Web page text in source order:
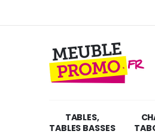
TABLES,
TABLES BASSES